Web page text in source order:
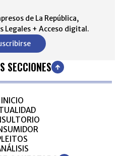
de La República,
Legales + Acceso digital.
SECCIONES
INICIO